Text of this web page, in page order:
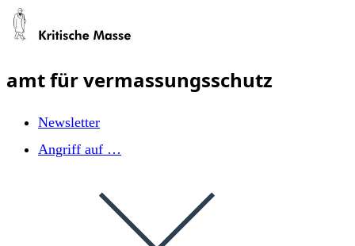
Zum
springen
amt für vermassungsschutz
Newsletter
Angriff auf …